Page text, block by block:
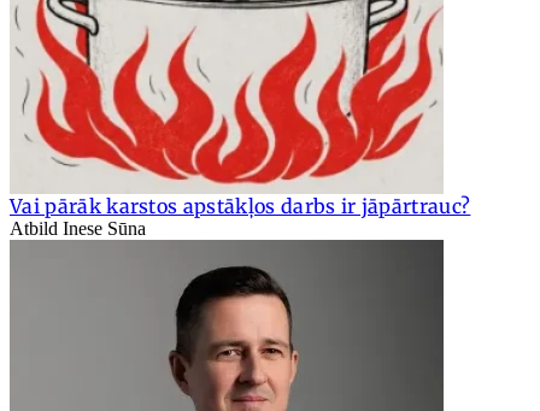
Vai pārāk karstos apstākļos darbs ir jāpārtrauc?
Atbild Inese Sūna